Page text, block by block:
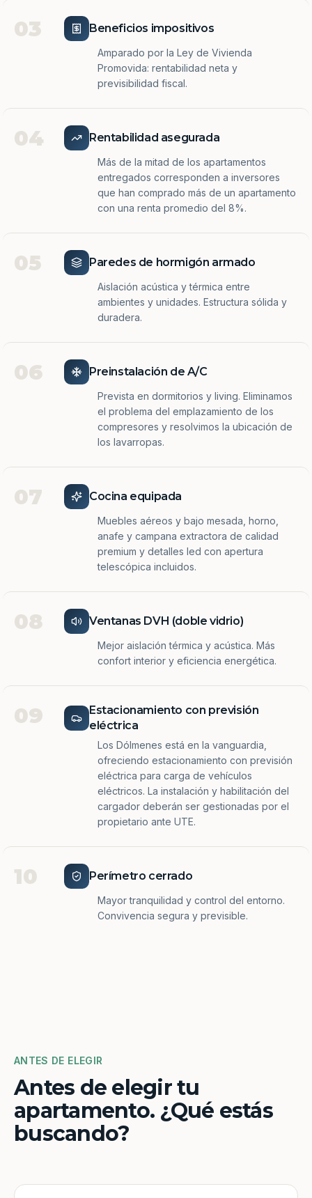
03 Beneficios impositivos
Amparado por la Ley de Vivienda
Promovida: rentabilidad neta y
previsibilidad fiscal.
04 Rentabilidad asegurada
Más de la mitad de los apartamentos
entregados corresponden a inversores
que han comprado más de un apartamento
con una renta promedio del 8%.
05 Paredes de hormigón armado
Aislación acústica y térmica entre
ambientes y unidades. Estructura sólida y
duradera.
06 Preinstalación de A/C
Prevista en dormitorios y living. Eliminamos
el problema del emplazamiento de los
compresores y resolvimos la ubicación de
los lavarropas.
07 Cocina equipada
Muebles aéreos y bajo mesada, horno,
anafe y campana extractora de calidad
premium y detalles led con apertura
telescópica incluidos.
08 Ventanas DVH (doble vidrio)
Mejor aislación térmica y acústica. Más
confort interior y eficiencia energética.
09
Estacionamiento con previsión
eléctrica
Los Dólmenes está en la vanguardia,
ofreciendo estacionamiento con previsión
eléctrica para carga de vehículos
eléctricos. La instalación y habilitación del
cargador deberán ser gestionadas por el
propietario ante UTE.
10 Perímetro cerrado
Mayor tranquilidad y control del entorno.
Convivencia segura y previsible.
ANTES DE ELEGIR
Antes de elegir tu
apartamento. ¿Qué estás
buscando?